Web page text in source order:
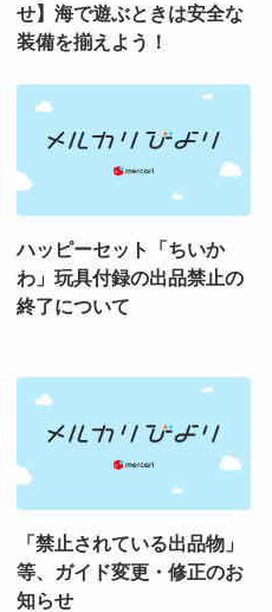
せ】海で遊ぶときは安全な
装備を揃えよう！
ハッピーセット「ちいか
わ」玩具付録の出品禁止の
終了について
「禁止されている出品物」
等、ガイド変更・修正のお
知らせ